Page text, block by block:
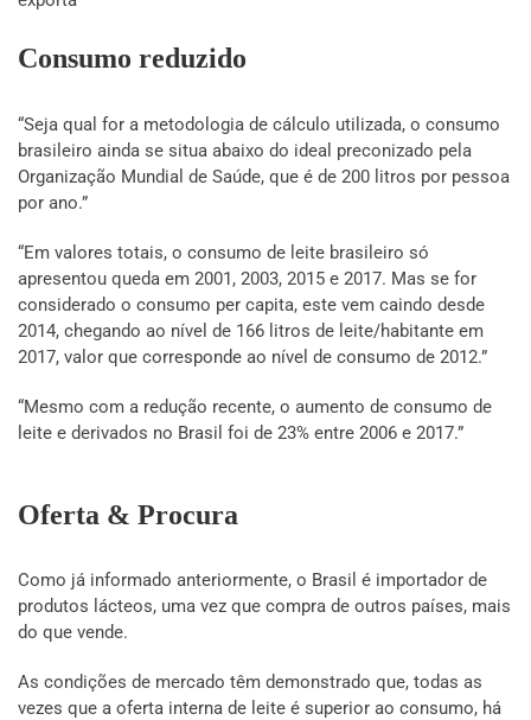
Consumo reduzido
“Seja qual for a metodologia de cálculo utilizada, o consumo
brasileiro ainda se situa abaixo do ideal preconizado pela
Organização Mundial de Saúde, que é de 200 litros por pessoa
por ano.”
“Em valores totais, o consumo de leite brasileiro só
apresentou queda em 2001, 2003, 2015 e 2017. Mas se for
considerado o consumo per capita, este vem caindo desde
2014, chegando ao nível de 166 litros de leite/habitante em
2017, valor que corresponde ao nível de consumo de 2012.”
“Mesmo com a redução recente, o aumento de consumo de
leite e derivados no Brasil foi de 23% entre 2006 e 2017.”
Oferta & Procura
Como já informado anteriormente, o Brasil é importador de
produtos lácteos, uma vez que compra de outros países, mais
do que vende.
As condições de mercado têm demonstrado que, todas as
vezes que a oferta interna de leite é superior ao consumo, há